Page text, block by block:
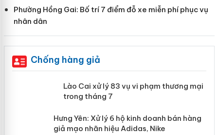
Phường Hồng Gai: Bố trí 7 điểm đỗ xe miễn phí phục vụ
nhân dân
Chống hàng giả
Lào Cai xử lý 83 vụ vi phạm thương
mại trong tháng 7